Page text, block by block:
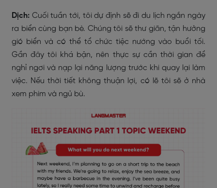
Dịch: Cuối tuần tới, tôi dự định sẽ đi du lịch ngắn ngày
ra biển cùng bạn bè. Chúng tôi sẽ thư giãn, tận hưởng
gió biển và có thể tổ chức tiệc nướng vào buổi tối.
Gần đây tôi khá bận, nên thực sự cần thời gian để
nghỉ ngơi và nạp lại năng lượng trước khi quay lại làm
việc. Nếu thời tiết không thuận lợi, có lẽ tôi sẽ ở nhà
xem phim và ngủ bù.